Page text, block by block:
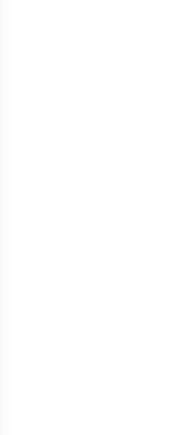
DEI VERSAMENTI'